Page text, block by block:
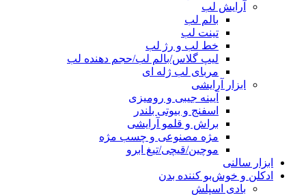
آرایش لب
بالم لب
تینت لب
خط لب و رژ لب
لیپ گلاس/بالم لب/حجم دهنده لب
مربای لب ژله ای
ابزار آرایشی
آیینه جیبی و رومیزی
اسفنج و بیوتی بلندر
براش و قلمو آرایشی
مژه مصنوعی و چسب مژه
موچین/قیچی/تیغ ابرو
ابزار سالنی
ادکلن و خوش‌بو کننده بدن
بادی اسپلش